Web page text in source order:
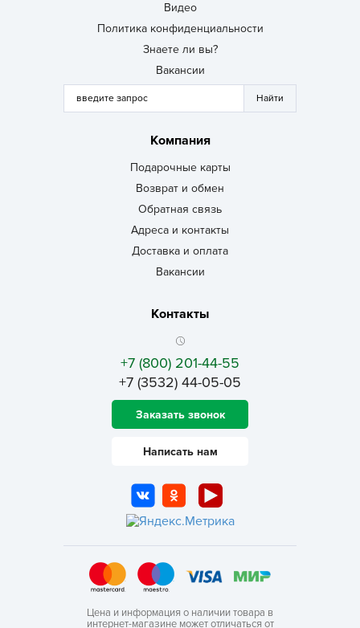
Видео
Политика конфиденциальности
Знаете ли вы?
Вакансии
Компания
Подарочные карты
Возврат и обмен
Обратная связь
Адреса и контакты
Доставка и оплата
Вакансии
Контакты
+7 (800) 201-44-55
+7 (3532) 44-05-05
Заказать звонок
Написать нам
Цена и информация о наличии товара в
интернет-магазине может отличаться от